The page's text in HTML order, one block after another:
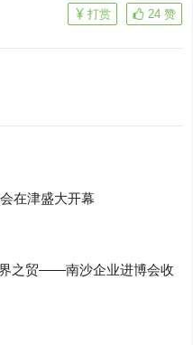
24 赞
打赏
在津盛大开幕
之贸——南沙企业进博会收